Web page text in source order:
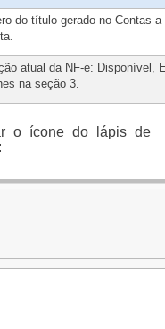
do título gerado no Contas
atual da NF-e: Disponível,
na seção 3.
o ícone do lápis de